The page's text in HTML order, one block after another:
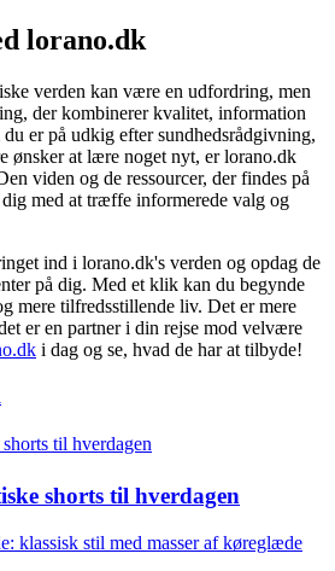
lorano.dk
verden kan være en udfordring, men
der kombinerer kvalitet, information
er på udkig efter sundhedsrådgivning,
ønsker at lære noget nyt, er lorano.dk
viden og de ressourcer, der findes på
med at træffe informerede valg og
ind i lorano.dk's verden og opdag de
på dig. Med et klik kan du begynde
mere tilfredsstillende liv. Det er mere
er en partner i din rejse mod velvære
i dag og se, hvad de har at tilbyde!
shorts til hverdagen